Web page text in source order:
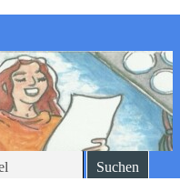
Suchen